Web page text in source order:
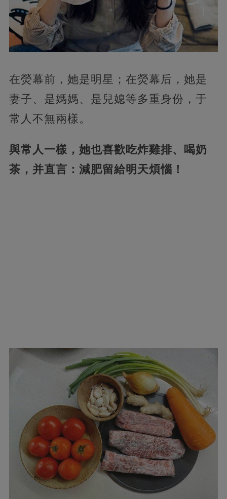
在熒幕前，她是明星；在熒幕后，她是
妻子、是媽媽、是兒媳等多重身份，于
常人不無兩樣。
與常人一樣，她也喜歡吃炸雞排、喝奶
茶，并直言：減肥留給明天煩惱！